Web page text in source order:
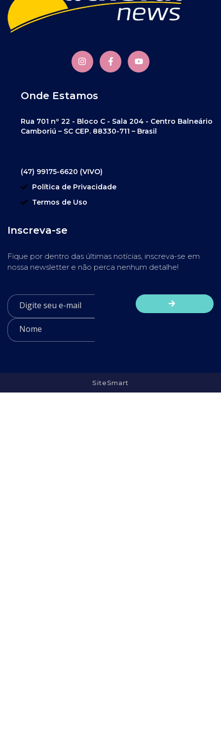
Onde Estamos
Rua 701 nº 22 - Bloco C - Sala 204 - Centro Balneário
Camboriú – SC CEP. 88330-711 – Brasil
(47) 99175-6620 (VIVO)
Política de Privacidade
Termos de Uso
Inscreva-se
Fique por dentro das últimas notícias, inscreva-se em
nossa newsletter e não perca nenhum detalhe!
SiteSmart